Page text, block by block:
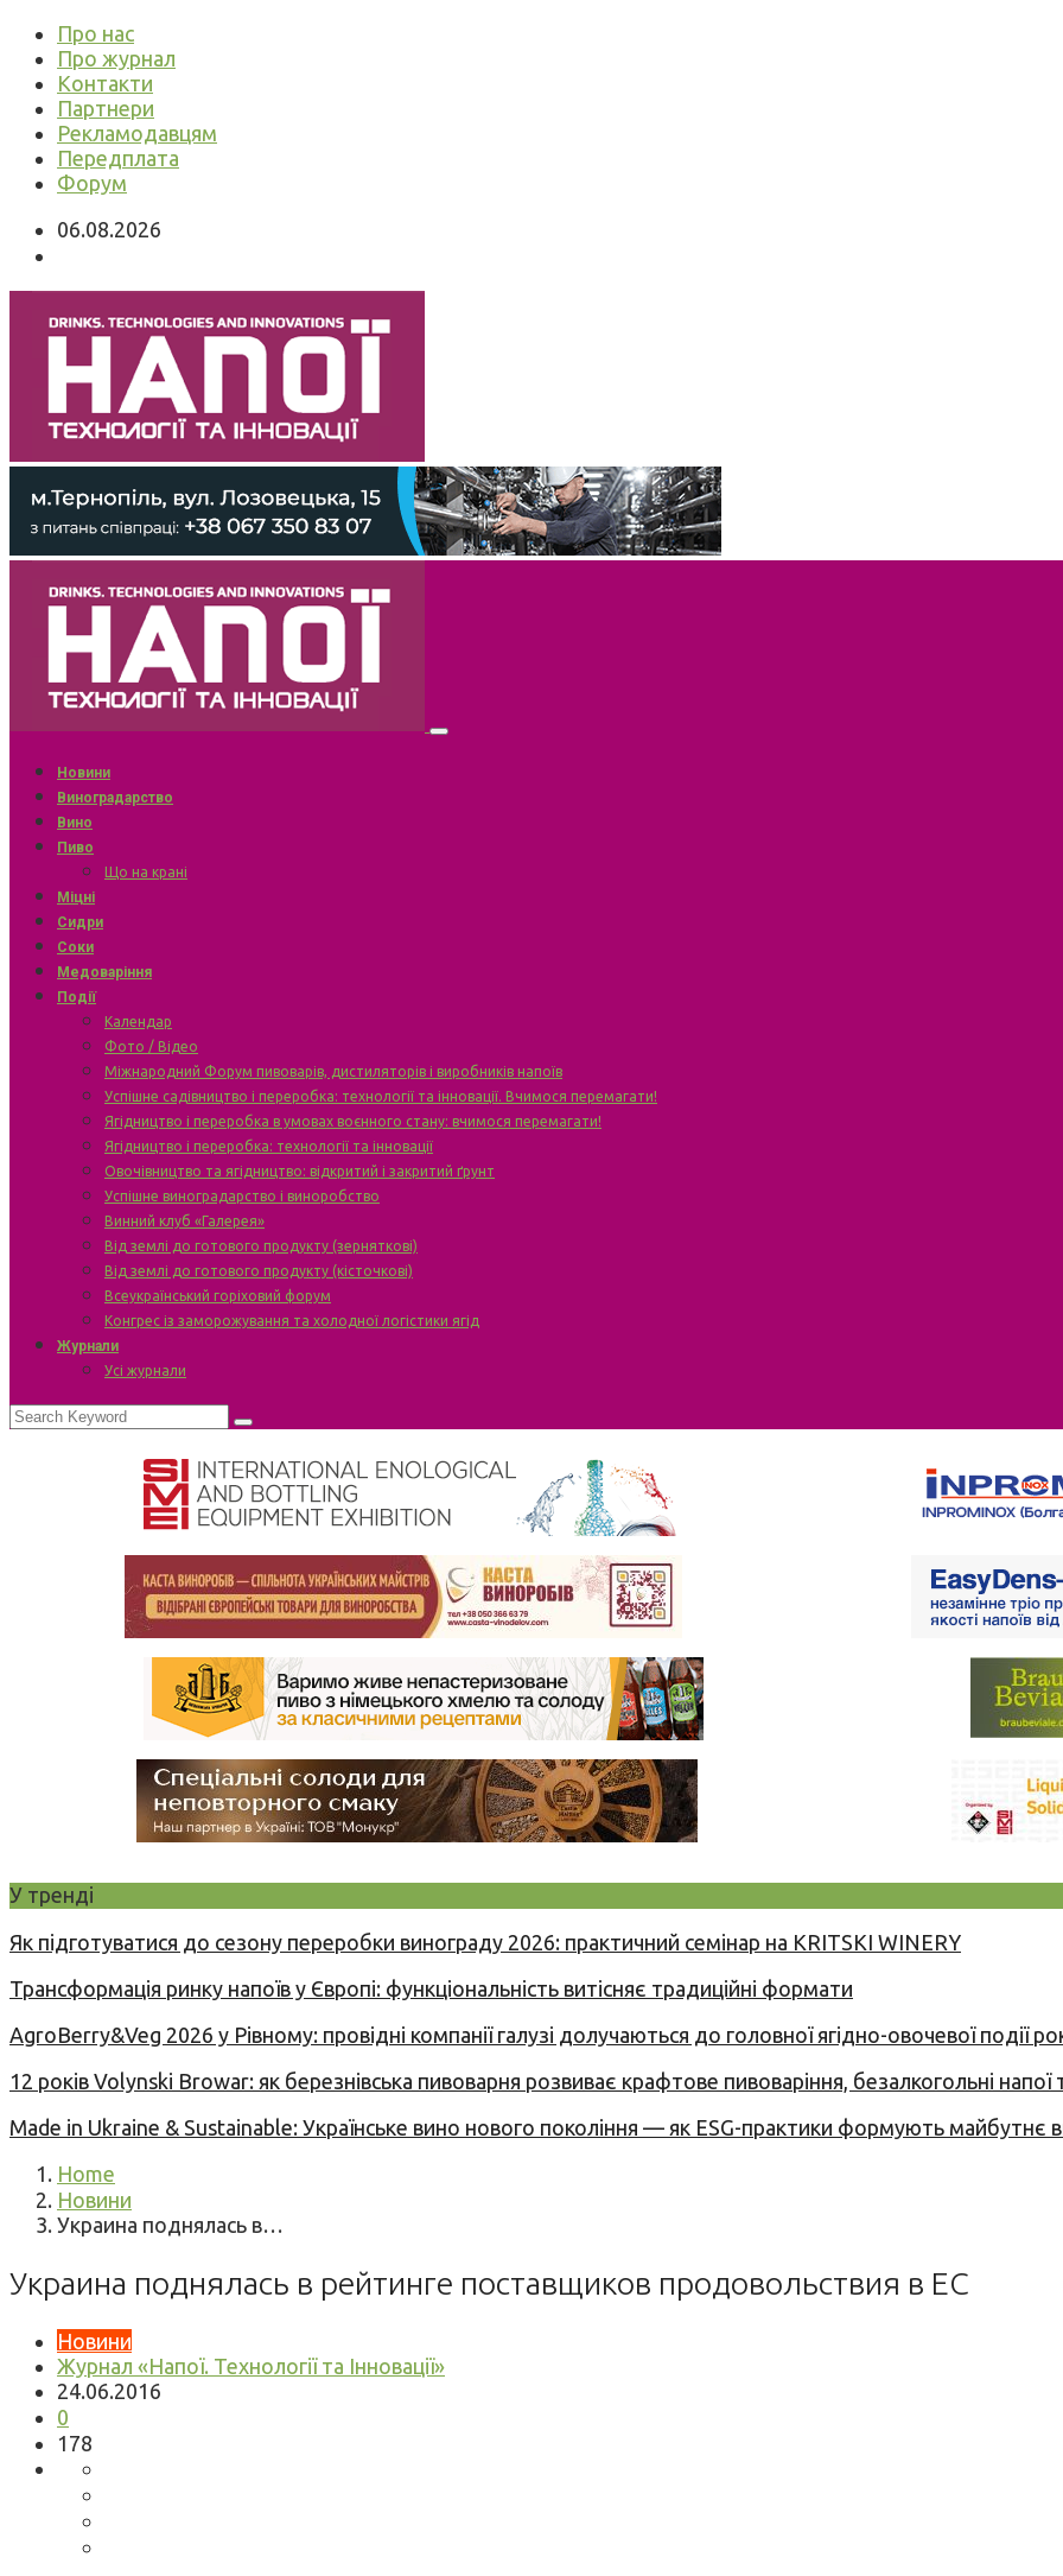
Про нас
Про журнал
Контакти
Партнери
Рекламодавцям
Передплата
Форум
06.08.2026
Новини
Виноградарство
Вино
Пиво
Що на крані
Міцні
Сидри
Соки
Медоваріння
Події
Календар
Фото / Відео
Міжнародний Форум пивоварів, дистиляторів і виробників напоїв
Успішне садівництво і переробка: технології та інновації. Вчимося перемагати!
Ягідництво і переробка в умовах воєнного стану: вчимося перемагати!
Ягідництво і переробка: технології та інновації
Овочівництво та ягідництво: відкритий і закритий ґрунт
Успішне виноградарство і виноробство
Винний клуб «Галерея»
Від землі до готового продукту (зерняткові)
Від землі до готового продукту (кісточкові)
Всеукраїнський горіховий форум
Конгрес із заморожування та холодної логістики ягід
Журнали
Усі журнали
У тренді
Як підготуватися до сезону переробки винограду 2026: практичний семінар на KRITSKI WINERY
Трансформація ринку напоїв у Європі: функціональність витісняє традиційні формати
AgroBerry&Veg 2026 у Рівному: провідні компанії галузі долучаються до головної ягідно-овочевої події
12 років Volynski Browar: як березнівська пивоварня розвиває крафтове пивоваріння, безалкогольні напої
Made in Ukraine & Sustainable: Українське вино нового покоління — як ESG-практики формують майбутнє
Home
Новини
Украина поднялась в…
Украина поднялась в рейтинге поставщиков продовольствия в ЕС
Новини
Журнал «Напої. Технології та Інновації»
24.06.2016
0
178